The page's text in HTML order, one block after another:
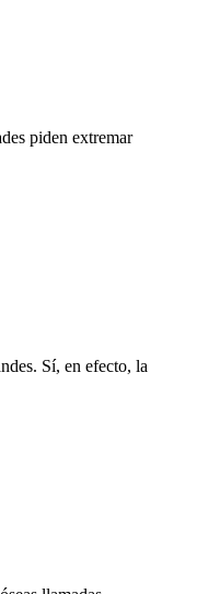
piden extremar
Sí, en efecto, la